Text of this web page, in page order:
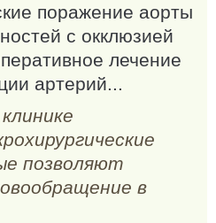
поражение аорты
с окклюзией
лечение
артерий...
позволяют
в